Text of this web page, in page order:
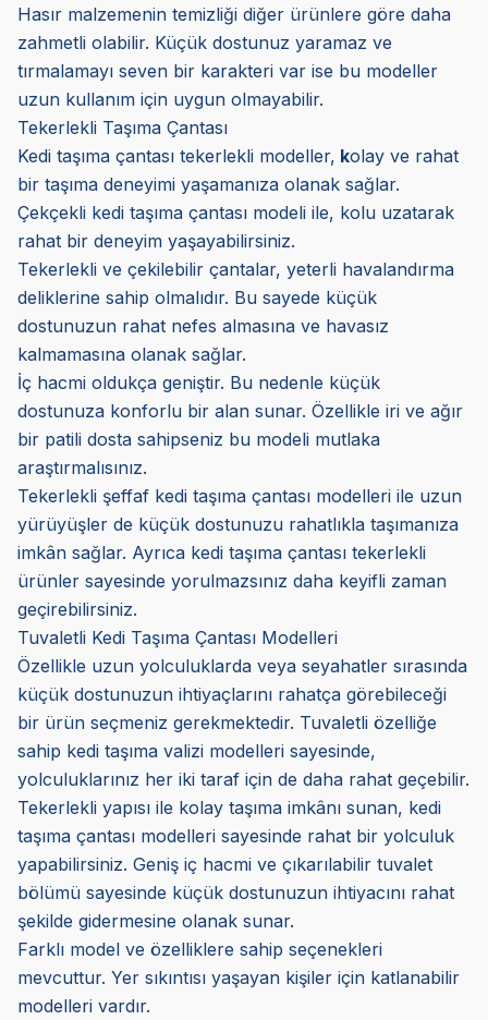
Hasır malzemenin temizliği diğer ürünlere göre daha
zahmetli olabilir. Küçük dostunuz yaramaz ve
tırmalamayı seven bir karakteri var ise bu modeller
uzun kullanım için uygun olmayabilir.
Tekerlekli Taşıma Çantası
Kedi taşıma çantası tekerlekli modeller, kolay ve rahat
bir taşıma deneyimi yaşamanıza olanak sağlar.
Çekçekli kedi taşıma çantası modeli ile, kolu uzatarak
rahat bir deneyim yaşayabilirsiniz.
Tekerlekli ve çekilebilir çantalar, yeterli havalandırma
deliklerine sahip olmalıdır. Bu sayede küçük
dostunuzun rahat nefes almasına ve havasız
kalmamasına olanak sağlar.
İç hacmi oldukça geniştir. Bu nedenle küçük
dostunuza konforlu bir alan sunar. Özellikle iri ve ağır
bir patili dosta sahipseniz bu modeli mutlaka
araştırmalısınız.
Tekerlekli şeffaf kedi taşıma çantası modelleri ile uzun
yürüyüşler de küçük dostunuzu rahatlıkla taşımanıza
imkân sağlar. Ayrıca kedi taşıma çantası tekerlekli
ürünler sayesinde yorulmazsınız daha keyifli zaman
geçirebilirsiniz.
Tuvaletli Kedi Taşıma Çantası Modelleri
Özellikle uzun yolculuklarda veya seyahatler sırasında
küçük dostunuzun ihtiyaçlarını rahatça görebileceği
bir ürün seçmeniz gerekmektedir. Tuvaletli özelliğe
sahip kedi taşıma valizi modelleri sayesinde,
yolculuklarınız her iki taraf için de daha rahat geçebilir.
Tekerlekli yapısı ile kolay taşıma imkânı sunan, kedi
taşıma çantası modelleri sayesinde rahat bir yolculuk
yapabilirsiniz. Geniş iç hacmi ve çıkarılabilir tuvalet
bölümü sayesinde küçük dostunuzun ihtiyacını rahat
şekilde gidermesine olanak sunar.
Farklı model ve özelliklere sahip seçenekleri
mevcuttur. Yer sıkıntısı yaşayan kişiler için katlanabilir
modelleri vardır.